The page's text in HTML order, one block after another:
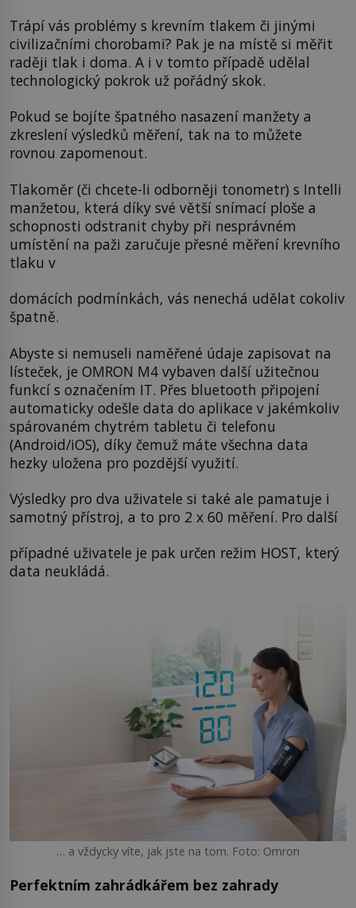
Trápí vás problémy s krevním tlakem či jinými
civilizačními chorobami? Pak je na místě si měřit
raději tlak i doma. A i v tomto případě udělal
technologický pokrok už pořádný skok.
Pokud se bojíte špatného nasazení manžety a
zkreslení výsledků měření, tak na to můžete
rovnou zapomenout.
Tlakoměr (či chcete-li odborněji tonometr) s Intelli
manžetou, která díky své větší snímací ploše a
schopnosti odstranit chyby při nesprávném
umístění na paži zaručuje přesné měření krevního
tlaku v
domácích podmínkách, vás nenechá udělat cokoliv
špatně.
Abyste si nemuseli naměřené údaje zapisovat na
lísteček, je OMRON M4 vybaven další užitečnou
funkcí s označením IT. Přes bluetooth připojení
automaticky odešle data do aplikace v jakémkoliv
spárovaném chytrém tabletu či telefonu
(Android/iOS), díky čemuž máte všechna data
hezky uložena pro pozdější využití.
Výsledky pro dva uživatele si také ale pamatuje i
samotný přístroj, a to pro 2 x 60 měření. Pro další
případné uživatele je pak určen režim HOST, který
data neukládá.
… a vždycky víte, jak jste na tom. Foto: Omron
Perfektním zahrádkářem bez zahrady